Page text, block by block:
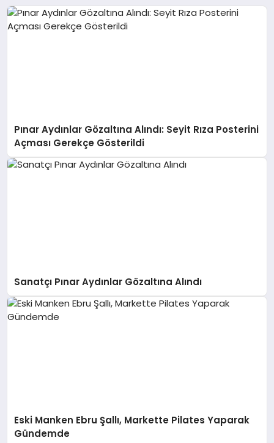
Pınar Aydınlar Gözaltına Alındı: Seyit Rıza Posterini
Açması Gerekçe Gösterildi
Sanatçı Pınar Aydınlar Gözaltına Alındı
Eski Manken Ebru Şallı, Markette Pilates Yaparak
Gündemde